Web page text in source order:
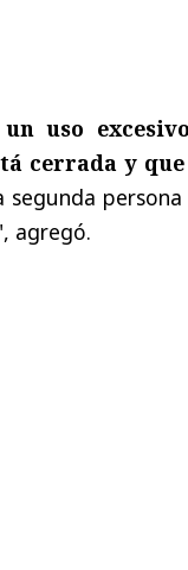
uso
cerrada y
segunda persona
agregó.